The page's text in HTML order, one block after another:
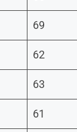
69
62
63
61